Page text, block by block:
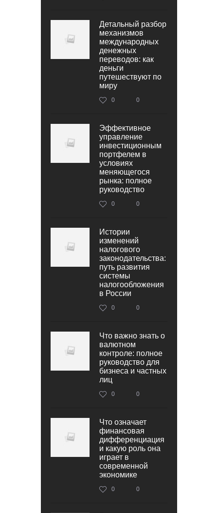
Детальный разбор
механизмов
международных
денежных
переводов: как
деньги
путешествуют по
миру
0 0
Эффективное
управление
инвестиционным
портфелем в
условиях
меняющегося
рынка: полное
руководство
0 0
Истории
изменений
налогового
законодательства:
путь развития
системы
налогообложения
в России
0 0
Что важно знать о
валютном
контроле: полное
руководство для
бизнеса и частных
лиц
0 0
Что означает
финансовая
дифференциация
и какую роль она
играет в
современной
экономике
0 0